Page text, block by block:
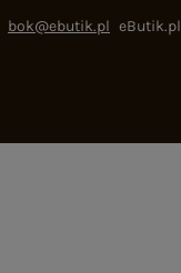
bok@ebutik.pl eButik.pl